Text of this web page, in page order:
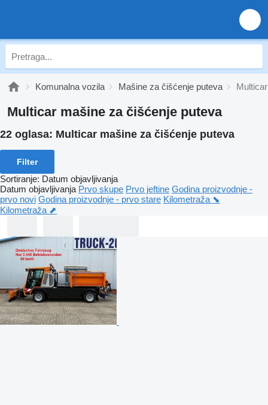
Komunalna vozila Mašine za čišćenje puteva
Multicar mašine za čišćenje puteva
22 oglasa: Multicar mašine za čišćenje puteva
Filter
Sortiranje: Datum objavljivanja
Datum objavljivanja Prvo skupe Prvo jeftine Godina proizvodnje -
prvo novi Godina proizvodnje - prvo stare Kilometraža ⬊
Kilometraža ⬈